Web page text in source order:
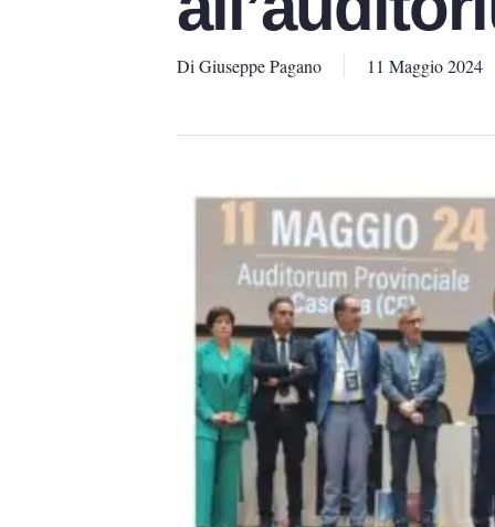
Di Giuseppe Pagano 11 Maggio 2024